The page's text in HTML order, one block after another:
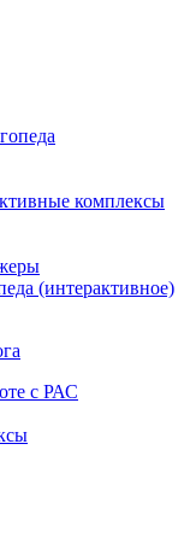
комплексы
(интерактивное)
с РАС